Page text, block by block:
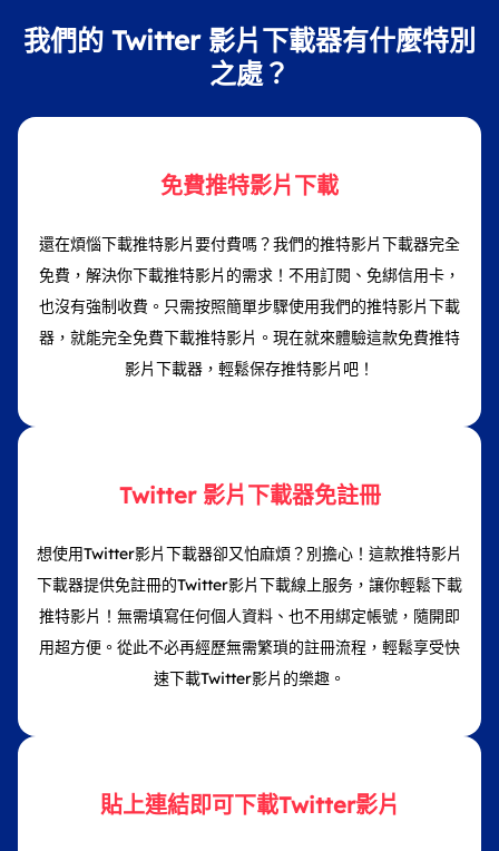
我們的 Twitter 影片下載器有什麼特別
之處？
免費推特影片下載
還在煩惱下載推特影片要付費嗎？我們的推特影片下載器完全
免費，解決你下載推特影片的需求！不用訂閱、免綁信用卡，
也沒有強制收費。只需按照簡單步驟使用我們的推特影片下載
器，就能完全免費下載推特影片。現在就來體驗這款免費推特
影片下載器，輕鬆保存推特影片吧！
Twitter 影片下載器免註冊
想使用Twitter影片下載器卻又怕麻煩？別擔心！這款推特影片
下載器提供免註冊的Twitter影片下載線上服务，讓你輕鬆下載
推特影片！無需填寫任何個人資料、也不用綁定帳號，隨開即
用超方便。從此不必再經歷無需繁瑣的註冊流程，輕鬆享受快
速下載Twitter影片的樂趣。
貼上連結即可下載Twitter影片